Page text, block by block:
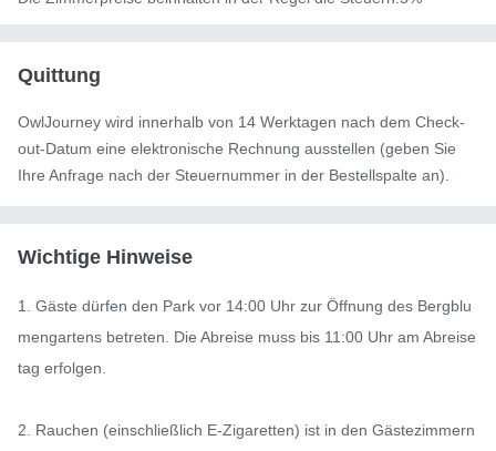
Quittung
OwlJourney wird innerhalb von 14 Werktagen nach dem Check-
out-Datum eine elektronische Rechnung ausstellen (geben Sie
Ihre Anfrage nach der Steuernummer in der Bestellspalte an).
Wichtige Hinweise
1. Gäste dürfen den Park vor 14:00 Uhr zur Öffnung des Bergblu
mengartens betreten. Die Abreise muss bis 11:00 Uhr am Abreise
tag erfolgen.
2. Rauchen (einschließlich E-Zigaretten) ist in den Gästezimmern